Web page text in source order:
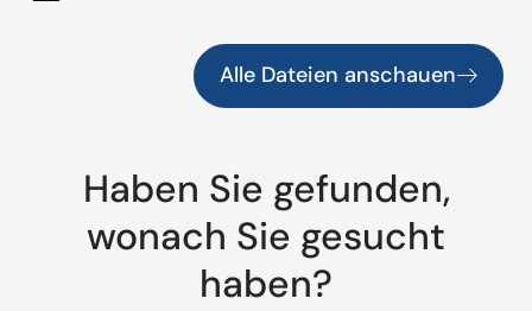
Alle Dateien anschauen
Haben Sie gefunden,
wonach Sie gesucht
haben?